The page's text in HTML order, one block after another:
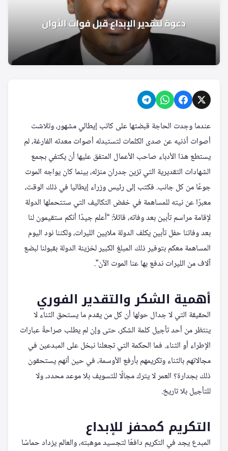
عندما وجدت الحاجة قبضتها على كاتب إيطالي مشهور، وتلاشت
أصوات أذنيه عن صدى الكلمات لتستبدله أصوات معدته الفارغة، لم
يستطع هذا الأدباء صاحب الأعمال المتفق عليها أن يكتفي بجمع
الشهادات التقديرية التي تزين جدران منزله، بينما كان يواجه الموت
جوعًا من كل جانب. فكتب إلى رئيس وزراء إيطاليا في ذلك الوقت،
معبرًا عن نيته للمساهمة في خفض التكاليف التي ستتحملها الدولة
لإقامة مراسم تأبين بعد وفاته، قائلاً: “أعلم جيدًا أنكم ستقيمون لنا
بعد وفاتنا حفل تأبين يكلف الدولة ملايين الليرات، ولكننا نود اليوم
المساهمة معكم بتوفير ذلك المبلغ الكبير لخزينة الدولة بقبولنا لبضع
آلاف من الليرات ندفع بها عنا الموت الآن”.
أهمية الشكر والتقدير الفوري
الحقيقة التي لا جدال حولها أن كل من يقدم ما يستحق الثناء لا
ينتظر من أحد تأجيل كلمة الشكر، حتى وإن لم يطلب صراحةً عبارات
الإطراء أو الثناء. فما الحكمة التي تجعلنا نبخل على المبدعين في
مجالاتهم بالثناء وتكريمهم بأرفع الأوسمة، في حين أنهم يستحقون
ذلك بجدارة؟ العمر لا يترك مجالًا للتسويف بلا موعد محدد، ولا
للتأجيل بلا تاريخ.
التكريم كمحفز للإبداع
المبدع يجد في التكريم دافعًا لتجسيد موهبته، والعالم يزداد حماسًا